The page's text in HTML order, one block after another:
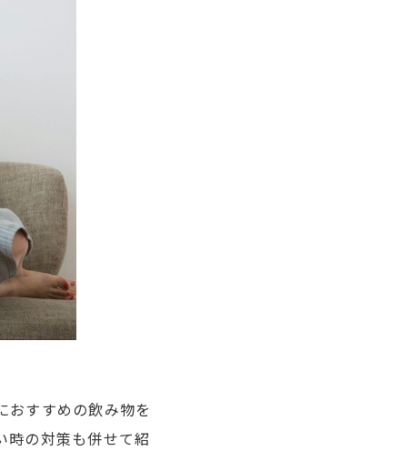
おすすめの飲み物を
時の対策も併せて紹